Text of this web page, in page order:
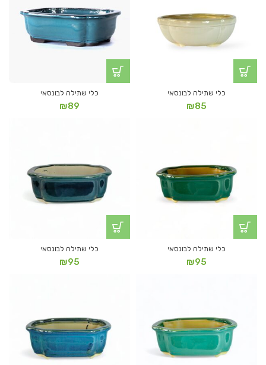
כלי שתילה לבונסאי
₪85
כלי שתילה לבונסאי
₪89
כלי שתילה לבונסאי
₪95
כלי שתילה לבונסאי
₪95